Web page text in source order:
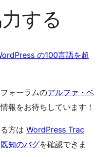
する
の100言語を超
ォーラムのアルファ・ベ
報をお待ちしています！
方は WordPress Trac
既知のバグを確認できま